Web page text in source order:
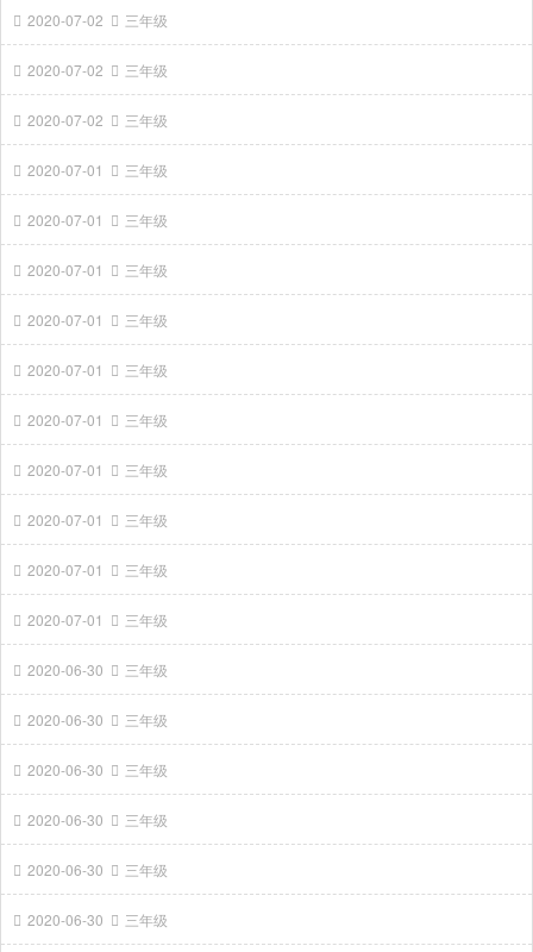
2020-07-02 三年级
2020-07-02 三年级
2020-07-02 三年级
2020-07-01 三年级
2020-07-01 三年级
2020-07-01 三年级
2020-07-01 三年级
2020-07-01 三年级
2020-07-01 三年级
2020-07-01 三年级
2020-07-01 三年级
2020-07-01 三年级
2020-07-01 三年级
2020-06-30 三年级
2020-06-30 三年级
2020-06-30 三年级
2020-06-30 三年级
2020-06-30 三年级
2020-06-30 三年级